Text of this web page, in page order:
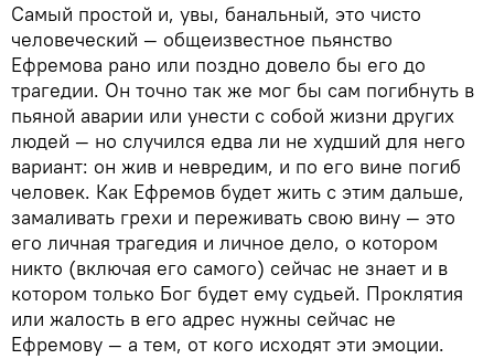
Самый простой и, увы, банальный, это чисто
человеческий — общеизвестное пьянство
Ефремова рано или поздно довело бы его до
трагедии. Он точно так же мог бы сам погибнуть в
пьяной аварии или унести с собой жизни других
людей — но случился едва ли не худший для него
вариант: он жив и невредим, и по его вине погиб
человек. Как Ефремов будет жить с этим дальше,
замаливать грехи и переживать свою вину — это
его личная трагедия и личное дело, о котором
никто (включая его самого) сейчас не знает и в
котором только Бог будет ему судьей. Проклятия
или жалость в его адрес нужны сейчас не
Ефремову — а тем, от кого исходят эти эмоции.